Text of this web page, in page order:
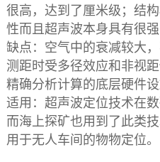
很高，达到了厘米级；结
性而且超声波本身具有很强
缺点：空气中的衰减较大
测距时受多径效应和非视
精确分析计算的底层硬件
适用：超声波定位技术在
而海上探矿也用到了此类
用于无人车间的物物定位。